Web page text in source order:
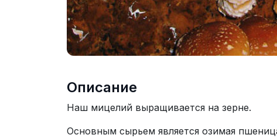
Описание
Наш мицелий выращивается на зерне.
Основным сырьем является озимая